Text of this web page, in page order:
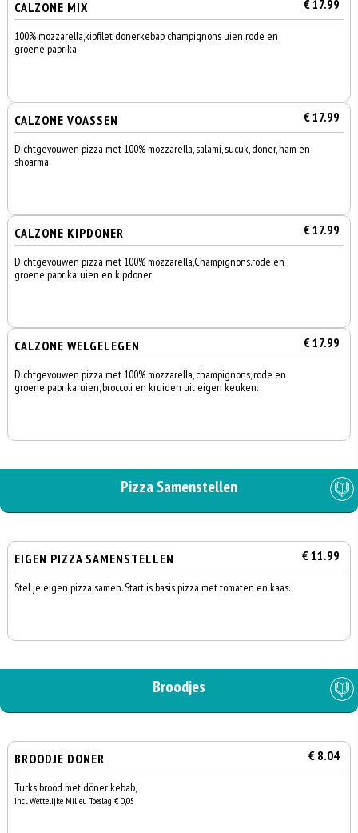
CALZONE MIX € 17.99
100% mozzarella,kipfilet donerkebap champignons uien rode en
groene paprika
CALZONE VOASSEN € 17.99
Dichtgevouwen pizza met 100% mozzarella, salami, sucuk, doner, ham en
shoarma
CALZONE KIPDONER € 17.99
Dichtgevouwen pizza met 100% mozzarella,Champignons.rode en
groene paprika, uien en kipdoner
CALZONE WELGELEGEN € 17.99
Dichtgevouwen pizza met 100% mozzarella, champignons, rode en
groene paprika, uien, broccoli en kruiden uit eigen keuken.
Pizza Samenstellen
EIGEN PIZZA SAMENSTELLEN € 11.99
Stel je eigen pizza samen. Start is basis pizza met tomaten en kaas.
Broodjes
BROODJE DONER € 8.04
Turks brood met döner kebab,
Incl. Wettelijke Milieu Toeslag € 0,05